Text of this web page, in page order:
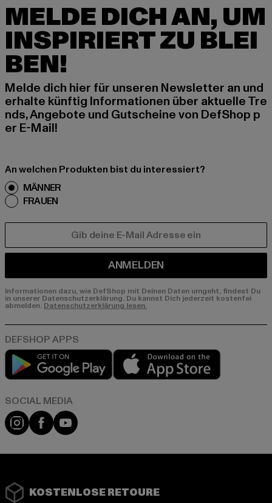
MELDE DICH AN, UM
INSPIRIERT ZU BLEI
BEN!
Melde dich hier für unseren Newsletter an und
erhalte künftig Informationen über aktuelle Tre
nds, Angebote und Gutscheine von DefShop p
er E-Mail!
An welchen Produkten bist du interessiert?
MÄNNER
FRAUEN
ANMELDEN
Informationen dazu, wie DefShop mit Deinen Daten umgeht, findest Du
in unserer Datenschutzerklärung. Du kannst Dich jederzeit kostenfei
abmelden. Datenschutzerklärung lesen.
Play market
Instagram
FacebookYouTube
KOSTENLOSE RETOURE